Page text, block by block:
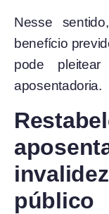
Nesse
benefício
pode
aposentadoria.
público